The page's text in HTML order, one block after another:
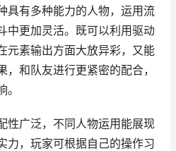
具有多种能力的人物，运用流
中更加灵活。既可以利用驱动
元素输出方面大放异彩，又能
和队友进行更紧密的配合，
性广泛，不同人物运用能展现
力，玩家可根据自己的操作习